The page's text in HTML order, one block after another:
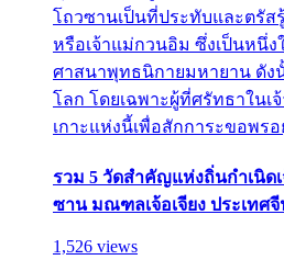
โถวซานเป็นที่ประทับและตรั
หรือเจ้าแม่กวนอิม ซึ่งเป็นหนึ่
ศาสนาพุทธนิกายมหายาน ดัง
โลก โดยเฉพาะผู้ที่ศรัทธาในเ
เกาะแห่งนี้เพื่อสักการะขอพร
รวม 5 วัดสำคัญแห่งถิ่นกำเนิด
ซาน มณฑลเจ้อเจียง ประเทศ
1,526 views